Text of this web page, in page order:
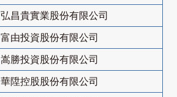
弘昌貴實業股份有限公司
富由投資股份有限公司
嵩勝投資股份有限公司
華陞控股股份有限公司